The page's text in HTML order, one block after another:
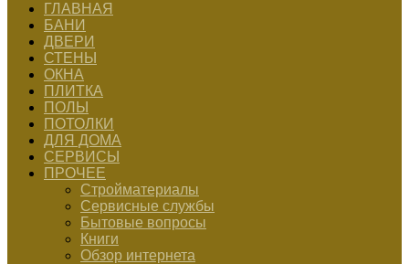
ГЛАВНАЯ
БАНИ
ДВЕРИ
СТЕНЫ
ОКНА
ПЛИТКА
ПОЛЫ
ПОТОЛКИ
ДЛЯ ДОМА
СЕРВИСЫ
ПРОЧЕЕ
Стройматериалы
Сервисные службы
Бытовые вопросы
Книги
Обзор интернета